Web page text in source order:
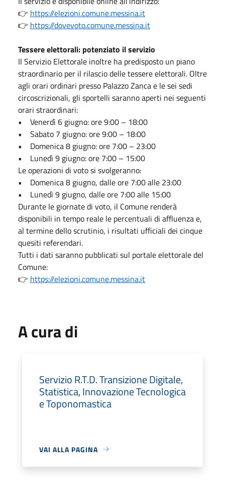
👉 https://elezioni.comune.messina.it
👉 https://dovevoto.comune.messina.it
Tessere elettorali: potenziato il servizio
Il Servizio Elettorale inoltre ha predisposto un piano
straordinario per il rilascio delle tessere elettorali. Oltre
agli orari ordinari presso Palazzo Zanca e le sei sedi
circoscrizionali, gli sportelli saranno aperti nei seguenti
orari straordinari:
• Venerdì 6 giugno: ore 9:00 – 18:00
• Sabato 7 giugno: ore 9:00 – 18:00
• Domenica 8 giugno: ore 7:00 – 23:00
• Lunedì 9 giugno: ore 7:00 – 15:00
Le operazioni di voto si svolgeranno:
• Domenica 8 giugno, dalle ore 7:00 alle 23:00
• Lunedì 9 giugno, dalle ore 7:00 alle 15:00
Durante le giornate di voto, il Comune renderà
disponibili in tempo reale le percentuali di affluenza e,
al termine dello scrutinio, i risultati ufficiali dei cinque
quesiti referendari.
Tutti i dati saranno pubblicati sul portale elettorale del
Comune:
👉 https://elezioni.comune.messina.it
A cura di
Servizio R.T.D. Transizione Digitale,
Statistica, Innovazione Tecnologica
e Toponomastica
VAI ALLA PAGINA